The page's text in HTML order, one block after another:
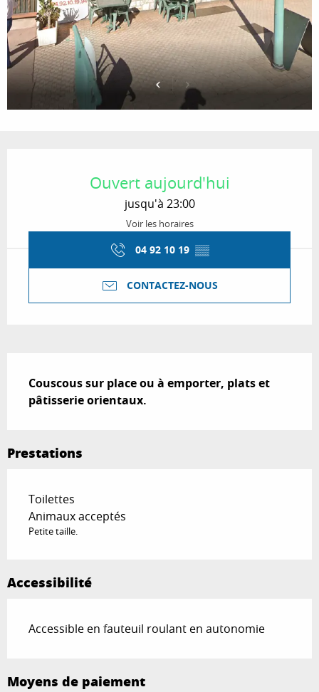
Ouvert aujourd'hui
jusqu'à 23:00
Voir les horaires
04 92 10 19 ▒▒
CONTACTEZ-NOUS
Couscous sur place ou à emporter, plats et
pâtisserie orientaux.
Prestations
Toilettes
Animaux acceptés
Petite taille.
Accessibilité
Accessible en fauteuil roulant en autonomie
Moyens de paiement